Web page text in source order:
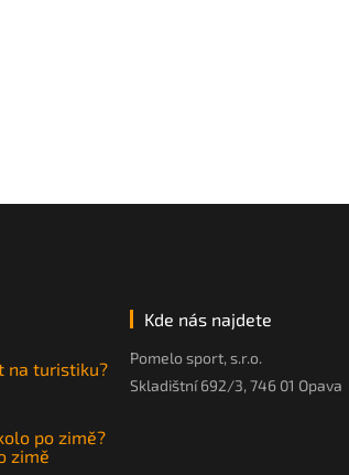
na turistiku?
po zimě?
zimě
Kde nás najdete
Pomelo sport, s.r.o.
Skladištní 692/3, 746 01 Opava